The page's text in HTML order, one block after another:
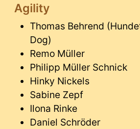
Agility
Thomas Behrend
Dog)
Remo Müller
Philipp Müller Schnick
Hinky Nickels
Sabine Zepf
Ilona Rinke
Daniel Schröder